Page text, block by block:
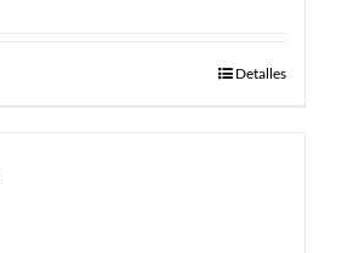
Detalles